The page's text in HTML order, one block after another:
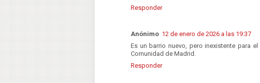
Responder
Anónimo 12 de enero de 2026 a las 19:37
Es un barrio nuevo, pero inexistente para
Comunidad de Madrid.
Responder